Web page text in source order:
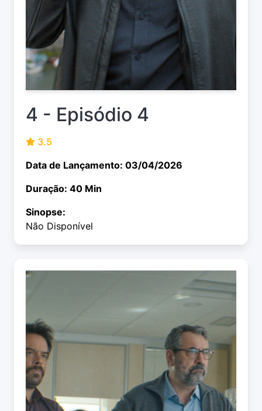
4 - Episódio 4
3.5
Data de Lançamento: 03/04/2026
Duração: 40 Min
Sinopse:
Não Disponível